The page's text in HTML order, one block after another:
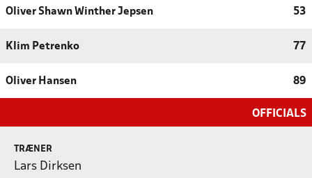
Oliver Shawn Winther Jepsen 53
Klim Petrenko 77
Oliver Hansen 89
OFFICIALS
TRÆNER
Lars Dirksen